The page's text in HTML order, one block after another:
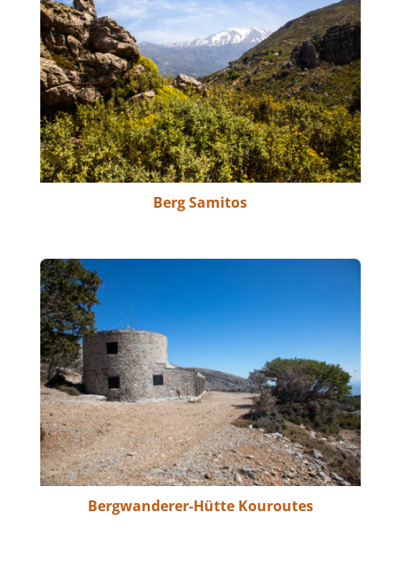
Berg Samitos
Bergwanderer-Hütte Kouroutes